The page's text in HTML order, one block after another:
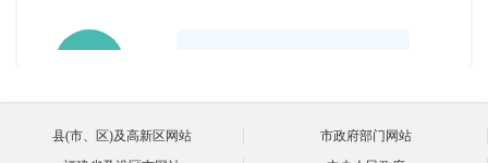
主持人好，各位网友
大家好！非常高兴在
县(市、区)及高新区网站
市政府部门网站